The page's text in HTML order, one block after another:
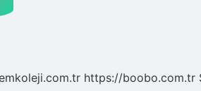
https://boobo.com.tr